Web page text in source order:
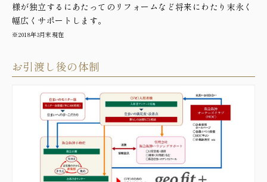
様が独立するにあたってのリフォームなど将来にわたり末永く
幅広くサポートします。
※2018年3月末現在
お引渡し後の体制